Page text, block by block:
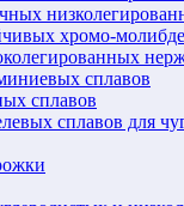
хромо-
сплавов
сплавов
сплавов для